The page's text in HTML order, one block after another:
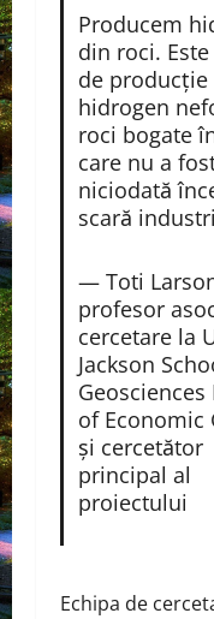
Producem
din roci.
de producție
hidrogen
roci bogate
care nu a
niciodată
scară
— Toti
profesor
cercetare la
Jackson
Geosciences
of Economic
și cercetător
principal al
proiectului
Echipa de